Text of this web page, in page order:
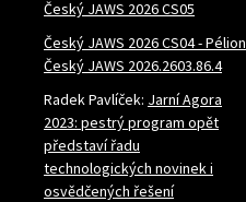
Český JAWS 2026 CS05
Český JAWS 2026 CS04 - Pélion
Český JAWS 2026.2603.86.4
Radek Pavlíček: Jarní Agora
2023: pestrý program opět
představí řadu
technologických novinek i
osvědčených řešení